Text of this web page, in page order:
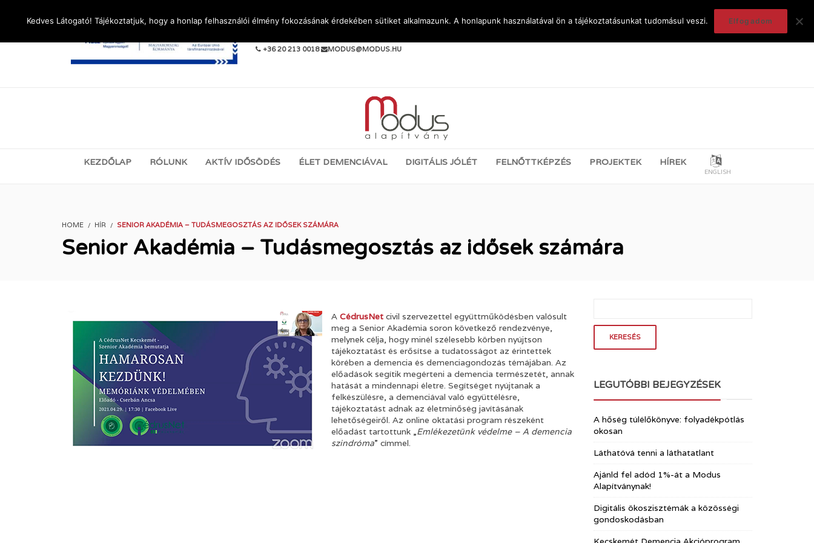
+36 20 213 0018 MODUS@MODUS.HU
KEZDŐLAP RÓLUNK AKTÍV IDŐSÖDÉS ÉLET DEMENCIÁVAL DIGITÁLIS JÓLÉT FELNŐTTKÉPZÉS PROJEKTEK HÍREK
ENGLISH
HOME HÍR SENIOR AKADÉMIA – TUDÁSMEGOSZTÁS AZ IDŐSEK SZÁMÁRA
Senior Akadémia – Tudásmegosztás az idősek számára
A CédrusNet civil szervezettel együttműködésben valósult
meg a Senior Akadémia soron következő rendezvénye,
melynek célja, hogy minél szélesebb körben nyújtson
tájékoztatást és erősítse a tudatosságot az érintettek
körében a demencia és demenciagondozás témájában. Az
előadások segítik megérteni a demencia természetét, annak
hatását a mindennapi életre. Segítséget nyújtanak a
felkészülésre, a demenciával való együttélésre,
tájékoztatást adnak az életminőség javításának
lehetőségeiről. Az online oktatási program részeként
előadást tartottunk „Emlékezetünk védelme – A demencia
szindróma” címmel.
LEGUTÓBBI BEJEGYZÉSEK
A hőség túlélőkönyve: folyadékpótlás
okosan
Láthatóvá tenni a láthatatlant
Ajánld fel adód 1%-át a Modus
Alapítványnak!
Digitális ökoszisztémák a közösségi
gondoskodásban
Kedves Látogató! Tájékoztatjuk, hogy a honlap felhasználói élmény fokozásának érdekében sütiket alkalmazunk. A honlapunk használatával ön a tájékoztatásunkat tudomásul veszi. Elfogadom